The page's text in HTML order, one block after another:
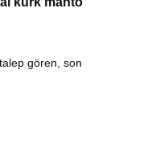
gören, son